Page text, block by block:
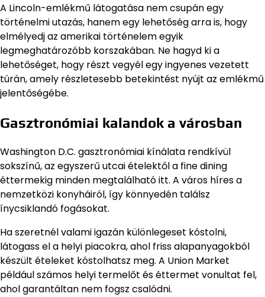
A Lincoln-emlékmű látogatása nem csupán egy
történelmi utazás, hanem egy lehetőség arra is, hogy
elmélyedj az amerikai történelem egyik
legmeghatározóbb korszakában. Ne hagyd ki a
lehetőséget, hogy részt vegyél egy ingyenes vezetett
túrán, amely részletesebb betekintést nyújt az emlékmű
jelentőségébe.
Gasztronómiai kalandok a városban
Washington D.C. gasztronómiai kínálata rendkívül
sokszínű, az egyszerű utcai ételektől a fine dining
éttermekig minden megtalálható itt. A város híres a
nemzetközi konyháiról, így könnyedén találsz
ínycsiklandó fogásokat.
Ha szeretnél valami igazán különlegeset kóstolni,
látogass el a helyi piacokra, ahol friss alapanyagokból
készült ételeket kóstolhatsz meg. A Union Market
például számos helyi termelőt és éttermet vonultat fel,
ahol garantáltan nem fogsz csalódni.